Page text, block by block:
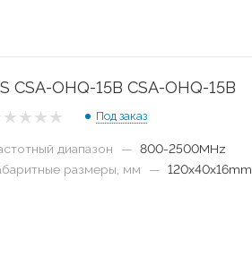
CSA-OHQ-15B CSA-OHQ-15B
Под заказ
диапазон — 800-2500MHz
размеры, мм
— 120x40x16mm